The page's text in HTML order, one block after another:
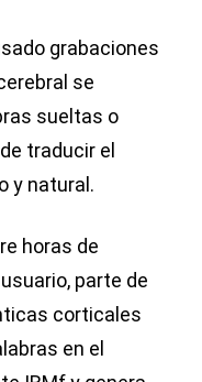
grabaciones
se
sueltas o
traducir el
y natural.
horas de
parte de
corticales
en el